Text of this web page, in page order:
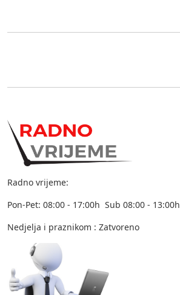
Radno vrijeme:
Pon-Pet: 08:00 - 17:00h Sub 08:00 - 13:00h
Nedjelja i praznikom : Zatvoreno